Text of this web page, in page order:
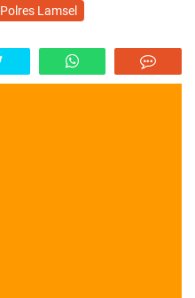
Polres Lamsel